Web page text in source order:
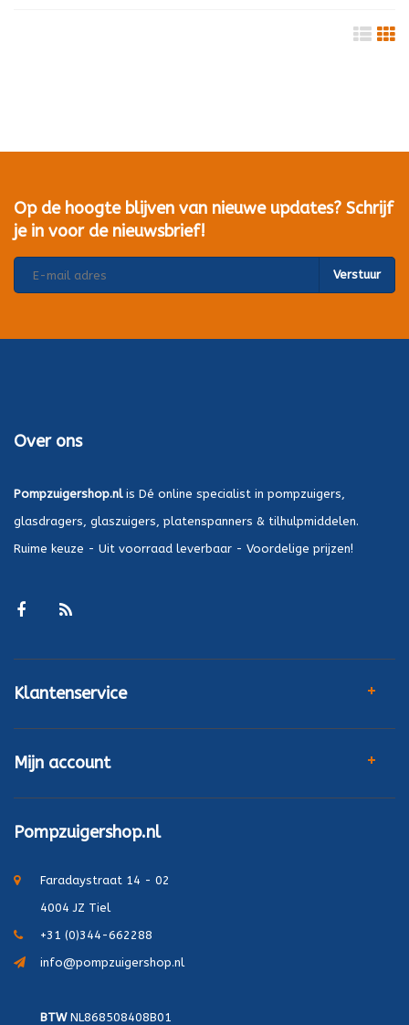
Op de hoogte blijven van nieuwe updates? Schrijf
je in voor de nieuwsbrief!
Verstuur
Over ons
Pompzuigershop.nlis Dé online specialist in pompzuigers,
glasdragers, glaszuigers, platenspanners & tilhulpmiddelen.
Ruime keuze - Uit voorraad leverbaar - Voordelige prijzen!
Klantenservice
Mijn account
Pompzuigershop.nl
Faradaystraat 14 - 02
4004 JZ Tiel
+31 (0)344-662288
info@pompzuigershop.nl
BTWNL868508408B01